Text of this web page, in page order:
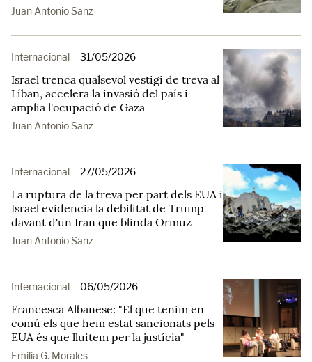
Juan Antonio Sanz
Internacional - 31/05/2026
Israel trenca qualsevol vestigi de treva al
Líban, accelera la invasió del país i
amplia l'ocupació de Gaza
Juan Antonio Sanz
Internacional - 27/05/2026
La ruptura de la treva per part dels EUA i
Israel evidencia la debilitat de Trump
davant d'un Iran que blinda Ormuz
Juan Antonio Sanz
Internacional - 06/05/2026
Francesca Albanese: "El que tenim en
comú els que hem estat sancionats pels
EUA és que lluitem per la justícia"
Emilia G. Morales